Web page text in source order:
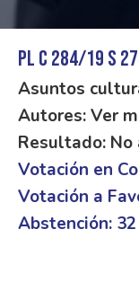
PL C 284/19 S
Asuntos
Autores: Ver
Resultado: No
Votación en
Votación a
Abstención: 32